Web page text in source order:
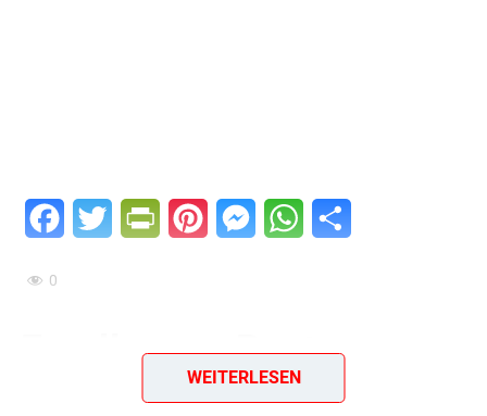
FacebookTwitter PrintFriendly
PinterestMessengerWhatsApp
0
Forelle vom Rost
WEITERLESEN